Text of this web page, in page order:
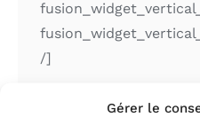
Gérer le
/]
[fusion_widget